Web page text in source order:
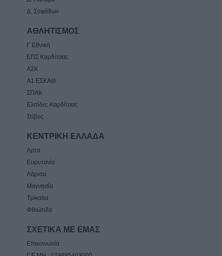
Δ. Σοφάδων
ΑΘΛΗΤΙΣΜΟΣ
Γ Εθνική
ΕΠΣ Καρδίτσας
ΑΣΚ
Α1 ΕΣΚΑΘ
ΣΠΑΚ
Ελπίδες Καρδίτσας
Στίβος
ΚΕΝΤΡΙΚΗ ΕΛΛΑΔΑ
Άρτα
Ευρυτανία
Λάρισα
Μαγνησία
Τρίκαλα
Φθιώτιδα
ΣΧΕΤΙΚΑ ΜΕ ΕΜΑΣ
Επικοινωνία